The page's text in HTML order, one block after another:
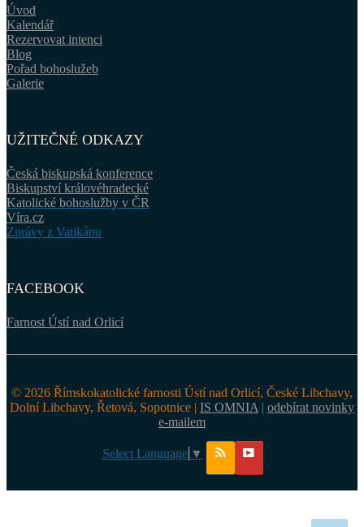
Úvod
Kalendář
Rezervovat intenci
Blog
Pořad bohoslužeb
Galerie
UŽITEČNÉ ODKAZY
Česká biskupská konference
Biskupství královéhradecké
Katolické bohoslužby v ČR
Víra.cz
Zprávy z Vatikánu
FACEBOOK
Farnost Ústí nad Orlicí
© 2026 Římskokatolické farnosti Ústí nad Orlicí, České Libchavy,
Dolní Libchavy, Řetová, Sopotnice | IS OMNIA | odebírat novinky
e-mailem
Select Language ▼